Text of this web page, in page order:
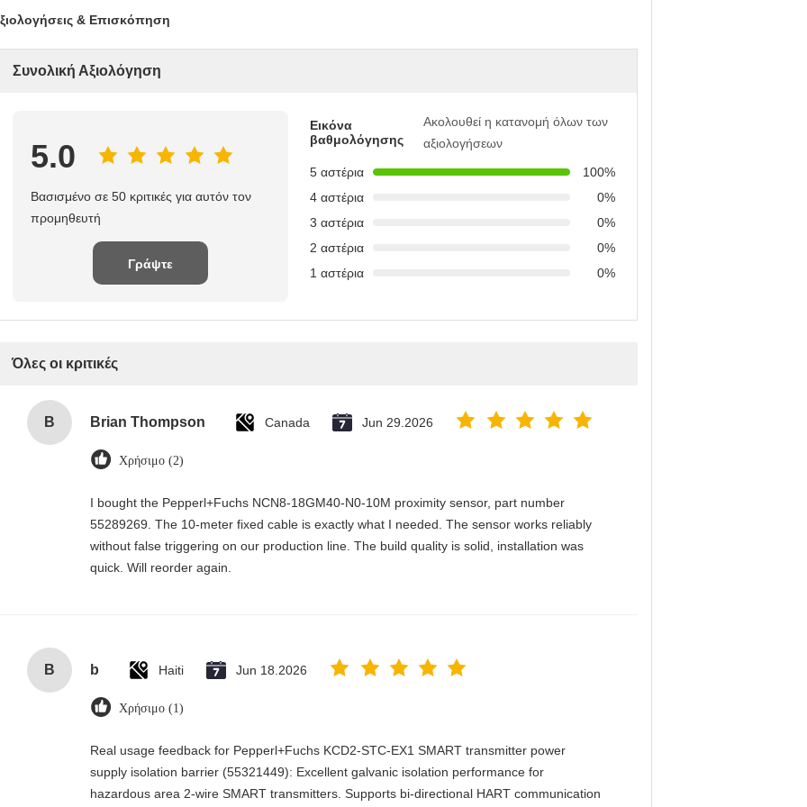
& Επισκόπηση
Συνολική Αξιολόγηση
5.0
Βασισμένο σε 50 κριτικές για αυτόν τον
προμηθευτή
Γράψτε
Εικόνα
βαθμολόγησης
Ακολουθεί η κατανομή όλων των
αξιολογήσεων
5 αστέρια
100%
4 αστέρια
0%
3 αστέρια
0%
2 αστέρια
0%
1 αστέρια
0%
Όλες οι κριτικές
B Brian Thompson Canada Jun 29.2026
Χρήσιμο (2)
I bought the Pepperl+Fuchs NCN8-18GM40-N0-10M proximity sensor, part number
55289269. The 10-meter fixed cable is exactly what I needed. The sensor works reliably
without false triggering on our production line. The build quality is solid, installation was
quick. Will reorder again.
B b Haiti Jun 18.2026
Χρήσιμο (1)
Real usage feedback for Pepperl+Fuchs KCD2-STC-EX1 SMART transmitter power
supply isolation barrier (55321449): Excellent galvanic isolation performance for
hazardous area 2-wire SMART transmitters. Supports bi-directional HART communication